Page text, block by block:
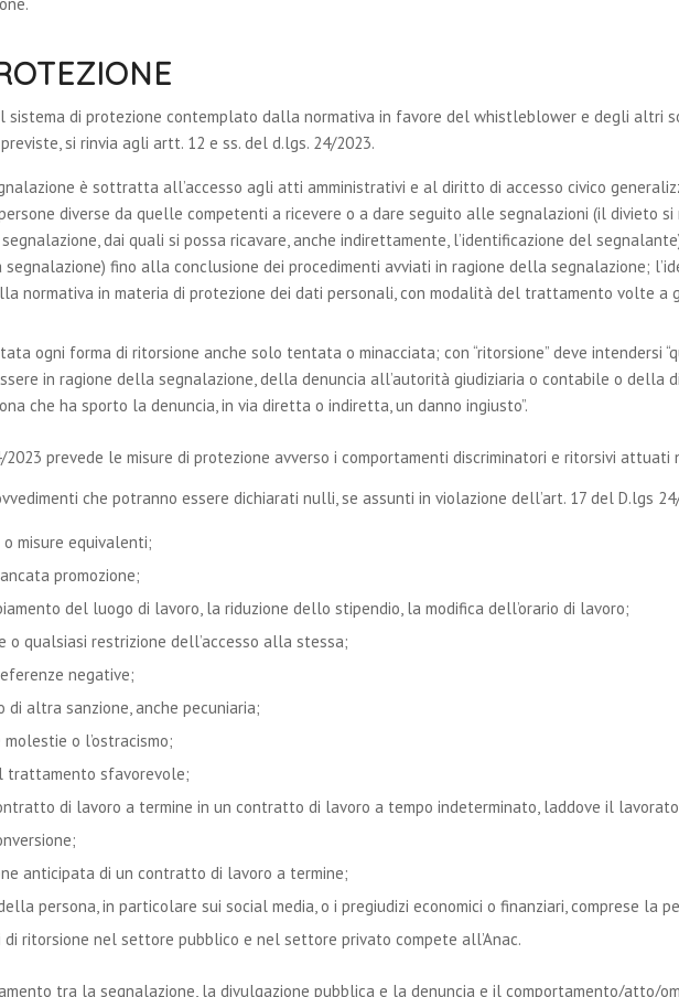
sistema di protezione contemplato dalla normativa in favore del whistleblower e degli altri
si rinvia agli artt. 12 e ss. del d.lgs. 24/2023.
è sottratta all’accesso agli atti amministrativi e al diritto di accesso civico
diverse da quelle competenti a ricevere o a dare seguito alle segnalazioni (il divieto
dai quali si possa ricavare, anche indirettamente, l’identificazione del
fino alla conclusione dei procedimenti avviati in ragione della segnalazione;
normativa in materia di protezione dei dati personali, con modalità del trattamento volte a
ogni forma di ritorsione anche solo tentata o minacciata; con “ritorsione” deve intendersi
in ragione della segnalazione, della denuncia all’autorità giudiziaria o contabile o della
che ha sporto la denuncia, in via diretta o indiretta, un danno ingiusto”.
prevede le misure di protezione avverso i comportamenti discriminatori e ritorsivi
che potranno essere dichiarati nulli, se assunti in violazione dell’art. 17 del D.lgs
misure equivalenti;
promozione;
del luogo di lavoro, la riduzione dello stipendio, la modifica dell’orario di lavoro;
o qualsiasi restrizione dell’accesso alla stessa;
negative;
di altra sanzione, anche pecuniaria;
o l’ostracismo;
trattamento sfavorevole;
di lavoro a termine in un contratto di lavoro a tempo indeterminato, laddove il
anticipata di un contratto di lavoro a termine;
persona, in particolare sui social media, o i pregiudizi economici o finanziari, comprese la
ritorsione nel settore pubblico e nel settore privato compete all’Anac.
tra la segnalazione, la divulgazione pubblica e la denuncia e il comportamento/atto/